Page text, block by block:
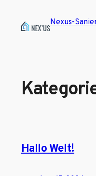
Nexus-
Hallo Welt!